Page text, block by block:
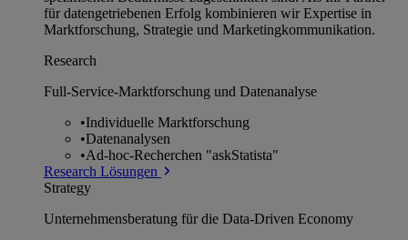
für datengetriebenen Erfolg kombinieren wir Expertise in
Marktforschung, Strategie und Marketingkommunikation.
Research
Full-Service-Marktforschung und Datenanalyse
•Individuelle Marktforschung
•Datenanalysen
•Ad-hoc-Recherchen "askStatista"
Research Lösungen
Strategy
Unternehmens­beratung für die Data-Driven Economy